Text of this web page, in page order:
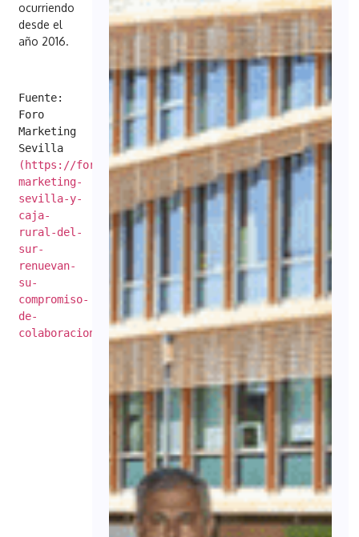
ocurriendo
desde el
año 2016.
Fuente:
Foro
Marketing
(https://foromarketingsevilla.es/foro-
marketing-
sevilla-y-
caja-
rural-del-
sur-
renuevan-
su-
compromiso-
de-
colaboracion/)